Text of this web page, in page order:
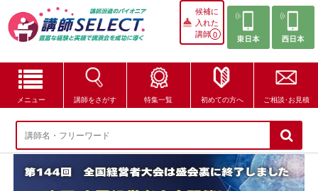
候補に
入れた
講師0
メニュー 講師をさがす 特集一覧 初めての方へ ご相談･お見積
講師をさがす
特集一覧